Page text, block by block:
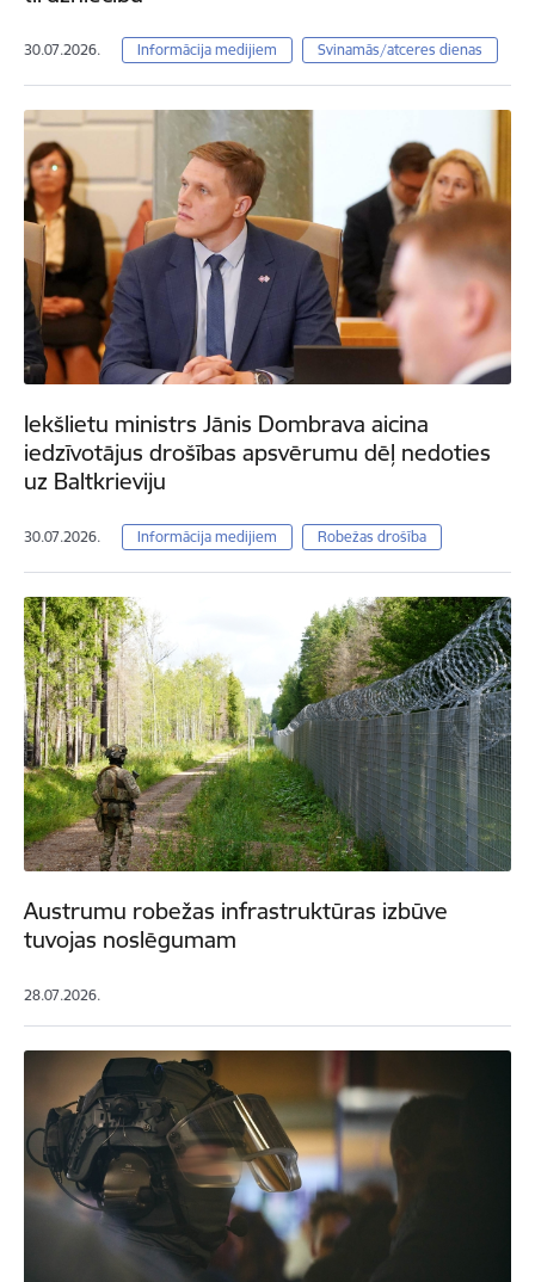
30.07.2026. Informācija medijiem Svinamās/atceres dienas
Iekšlietu ministrs Jānis Dombrava aicina
iedzīvotājus drošības apsvērumu dēļ nedoties
uz Baltkrieviju
30.07.2026. Informācija medijiem Robežas drošība
Austrumu robežas infrastruktūras izbūve
tuvojas noslēgumam
28.07.2026.